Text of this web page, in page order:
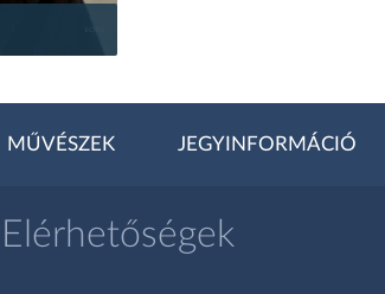
MŰVÉSZEK JEGYINFORMÁCIÓ
Elérhetőségek